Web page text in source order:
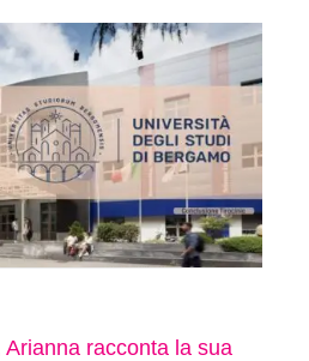
racconta la sua